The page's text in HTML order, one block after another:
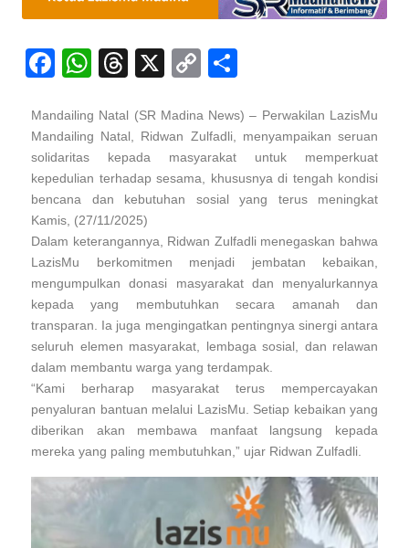
F
c
e
b
o
o
k
W
at
s
A
p
p
T
e
a
d
s
X C
p
y
Li
n
k
ar
e
Mandailing Natal (SR Madina News) – Perwakilan LazisMu
Mandailing Natal, Ridwan Zulfadli, menyampaikan seruan
solidaritas kepada masyarakat untuk memperkuat
kepedulian terhadap sesama, khususnya di tengah kondisi
bencana dan kebutuhan sosial yang terus meningkat
Kamis, (27/11/2025)
Dalam keterangannya, Ridwan Zulfadli menegaskan bahwa
LazisMu berkomitmen menjadi jembatan kebaikan,
mengumpulkan donasi masyarakat dan menyalurkannya
kepada yang membutuhkan secara amanah dan
transparan. Ia juga mengingatkan pentingnya sinergi antara
seluruh elemen masyarakat, lembaga sosial, dan relawan
dalam membantu warga yang terdampak.
“Kami berharap masyarakat terus mempercayakan
penyaluran bantuan melalui LazisMu. Setiap kebaikan yang
diberikan akan membawa manfaat langsung kepada
mereka yang paling membutuhkan,” ujar Ridwan Zulfadli.